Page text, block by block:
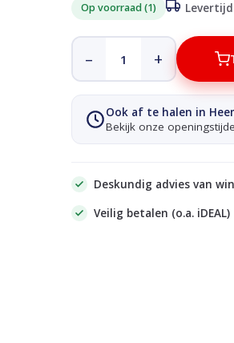
Op voorraad (1)
– +
Ook af te halen in
Bekijk onze
Deskundig advies van
Veilig betalen (o.a. iDEAL)